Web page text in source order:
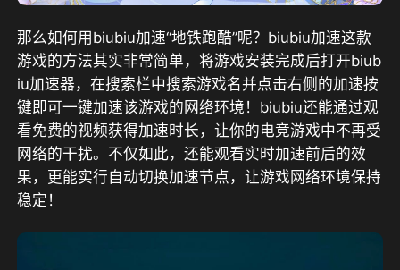
那么如何用biubiu加速“地铁跑酷”呢？biubiu加速这款
游戏的方法其实非常简单，将游戏安装完成后打开biub
iu加速器，在搜索栏中搜索游戏名并点击右侧的加速按
键即可一键加速该游戏的网络环境！biubiu还能通过观
看免费的视频获得加速时长，让你的电竞游戏中不再受
网络的干扰。不仅如此，还能观看实时加速前后的效
果，更能实行自动切换加速节点，让游戏网络环境保持
稳定！